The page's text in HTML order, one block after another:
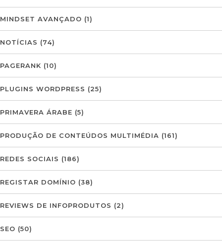
MINDSET AVANÇADO (1)
NOTÍCIAS (74)
PAGERANK (10)
PLUGINS WORDPRESS (25)
PRIMAVERA ÁRABE (5)
PRODUÇÃO DE CONTEÚDOS MULTIMÉDIA (161)
REDES SOCIAIS (186)
REGISTAR DOMÍNIO (38)
REVIEWS DE INFOPRODUTOS (2)
SEO (50)